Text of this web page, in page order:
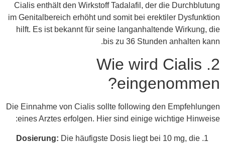
Cialis enthält den Wirkstoff Tadalafil, der die Durchblutung
im Genitalbereich erhöht und somit bei erektiler Dysfunktion
hilft. Es ist bekannt für seine langanhaltende Wirkung, die
bis zu 36 Stunden anhalten kann.
2. Wie wird Cialis
eingenommen?
Die Einnahme von Cialis sollte following den Empfehlungen
eines Arztes erfolgen. Hier sind einige wichtige Hinweise:
Dosierung: Die häufigste Dosis liegt bei 10 mg, die